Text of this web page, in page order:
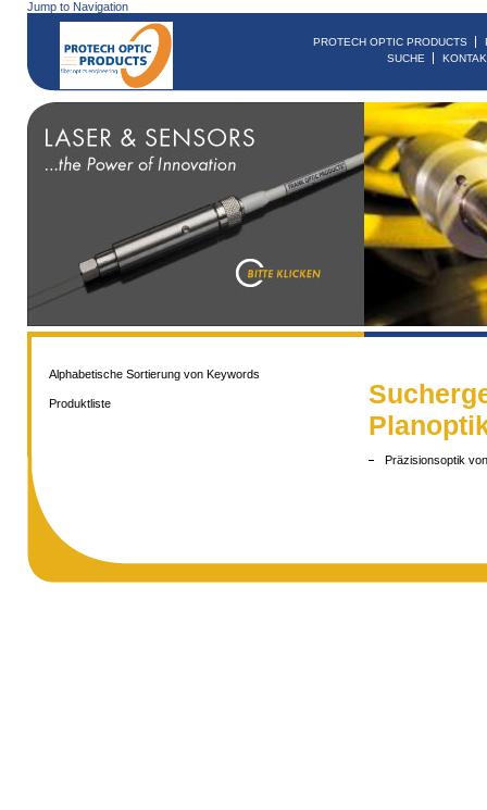
Jump to Navigation
PROTECH OPTIC PRODUCTS
SUCHE
Präzisionsoptik
Alphabetische Sortierung von Keywords
Produktliste